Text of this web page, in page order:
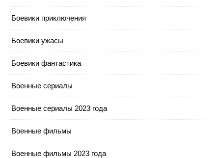
Боевики приключения
Боевики ужасы
Боевики фантастика
Военные сериалы
Военные сериалы 2023 года
Военные фильмы
Военные фильмы 2023 года